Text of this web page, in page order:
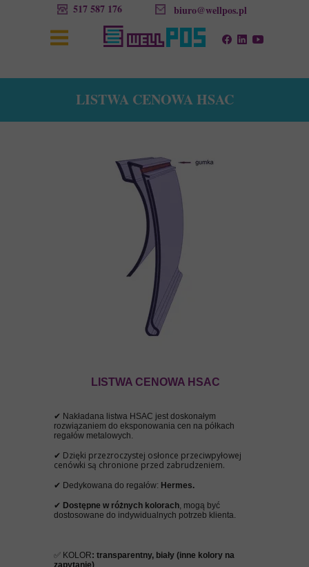
biuro@wellpos.pl
517 587 176
LISTWA CENOWA HSAC
✔ Nakładana listwa HSAC jest doskonałym
rozwiązaniem do eksponowania cen na półkach
regałów metalowych.
✔ Dzięki przezroczystej osłonce przeciwpyłowej
cenówki są chronione przed zabrudzeniem.
✔ Dedykowana do regałów: Hermes.
✔ Dostępne w różnych kolorach, mogą być
dostosowane do indywidualnych potrzeb klienta.
✅ KOLOR: transparentny, biały (inne kolory na
zapytanie)
LISTWA CENOWA HSAC